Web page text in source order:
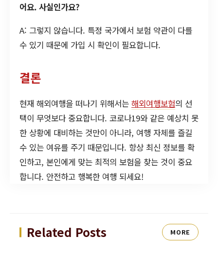
어요. 사실인가요?
A: 그렇지 않습니다. 특정 국가에서 보험 약관이 다를
수 있기 때문에 가입 시 확인이 필요합니다.
결론
현재 해외여행을 떠나기 위해서는 해외여행보험의 선
택이 무엇보다 중요합니다. 코로나19와 같은 예상치 못
한 상황에 대비하는 것만이 아니라, 여행 자체를 즐길
수 있는 여유를 주기 때문입니다. 항상 최신 정보를 확
인하고, 본인에게 맞는 최적의 보험을 찾는 것이 중요
합니다. 안전하고 행복한 여행 되세요!
Related Posts MORE